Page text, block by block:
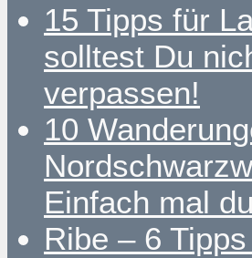
15 Tipps für
solltest Du
verpassen!
10
Einfach mal
Ribe – 6